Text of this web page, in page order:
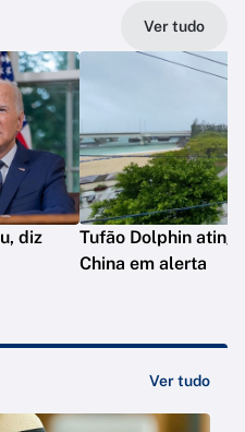
Ver tudo
diz
Tufão Dolphin
China em alerta
Ver tudo